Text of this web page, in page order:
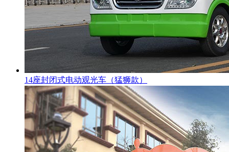
14座封闭式电动观光车（猛狮款）